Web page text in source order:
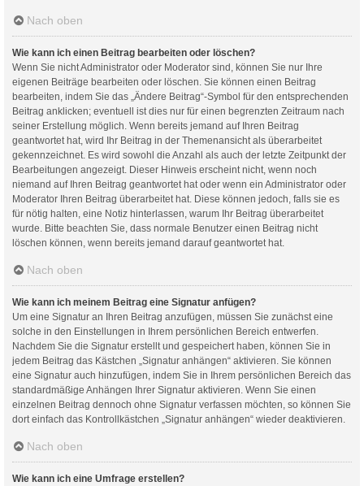
Nach oben
Wie kann ich einen Beitrag bearbeiten oder löschen?
Wenn Sie nicht Administrator oder Moderator sind, können Sie nur Ihre
eigenen Beiträge bearbeiten oder löschen. Sie können einen Beitrag
bearbeiten, indem Sie das „Ändere Beitrag“-Symbol für den entsprechenden
Beitrag anklicken; eventuell ist dies nur für einen begrenzten Zeitraum nach
seiner Erstellung möglich. Wenn bereits jemand auf Ihren Beitrag
geantwortet hat, wird Ihr Beitrag in der Themenansicht als überarbeitet
gekennzeichnet. Es wird sowohl die Anzahl als auch der letzte Zeitpunkt der
Bearbeitungen angezeigt. Dieser Hinweis erscheint nicht, wenn noch
niemand auf Ihren Beitrag geantwortet hat oder wenn ein Administrator oder
Moderator Ihren Beitrag überarbeitet hat. Diese können jedoch, falls sie es
für nötig halten, eine Notiz hinterlassen, warum Ihr Beitrag überarbeitet
wurde. Bitte beachten Sie, dass normale Benutzer einen Beitrag nicht
löschen können, wenn bereits jemand darauf geantwortet hat.
Nach oben
Wie kann ich meinem Beitrag eine Signatur anfügen?
Um eine Signatur an Ihren Beitrag anzufügen, müssen Sie zunächst eine
solche in den Einstellungen in Ihrem persönlichen Bereich entwerfen.
Nachdem Sie die Signatur erstellt und gespeichert haben, können Sie in
jedem Beitrag das Kästchen „Signatur anhängen“ aktivieren. Sie können
eine Signatur auch hinzufügen, indem Sie in Ihrem persönlichen Bereich das
standardmäßige Anhängen Ihrer Signatur aktivieren. Wenn Sie einen
einzelnen Beitrag dennoch ohne Signatur verfassen möchten, so können Sie
dort einfach das Kontrollkästchen „Signatur anhängen“ wieder deaktivieren.
Nach oben
Wie kann ich eine Umfrage erstellen?